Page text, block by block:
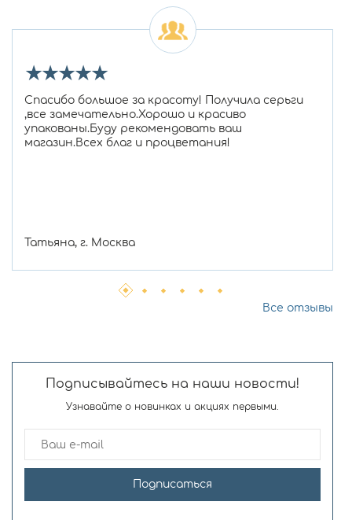
★★★★★
Спасибо большое за красоту! Получила серьги
,все замечательно.Хорошо и красиво
упакованы.Буду рекомендовать ваш
магазин.Всех благ и процветания!
Татьяна, г. Москва
Все отзывы
Подписывайтесь на наши новости!
Узнавайте о новинках и акциях первыми.
Подписаться